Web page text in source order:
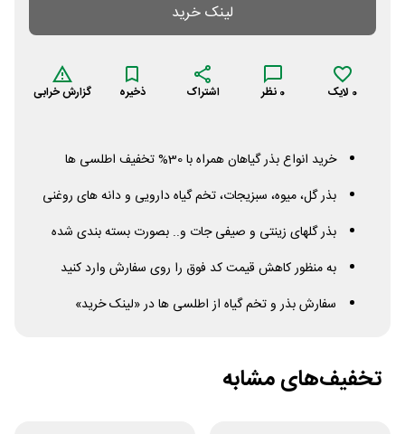
لینک خرید
0 لایک 0 نظر اشتراک ذخیره گزارش خرابی
خرید انواع بذر گیاهان همراه با 30% تخفیف اطلسی ها
بذر گل، میوه، سبزیجات، تخم گیاه دارویی و دانه های روغنی
بذر گلهای زینتی و صیفی جات و.. بصورت بسته بندی شده
به منظور کاهش قیمت کد فوق را روی سفارش وارد کنید
سفارش بذر و تخم گیاه از اطلسی ها در «لینک خرید»
تخفیف‌های مشابه